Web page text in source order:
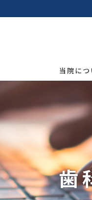
当院につ
歯